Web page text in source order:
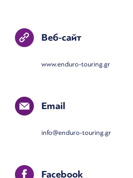
Веб-сайт
www.enduro-touring.gr
Email
info@enduro-touring.gr
Facebook